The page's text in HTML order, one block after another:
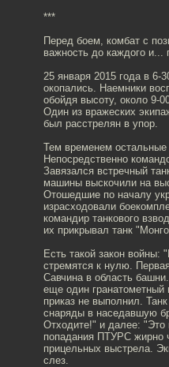
***
Перед боем, комбат с
важность до каждого и...
25 января 2015 года в 6-
окопались. Наемники
обойдя высоту, около 9-
Один из вражеских
был расстрелян в упор.
Тем временем
Непосредственно
Завязался встречный
машины выскочили на
Отошедшие по началу
израсходовали
командир танкового
их прикрывал танк
Есть такой закон
стремятся к нулю.
Савчина в область
еще один гранатометный
приказ не выполнил.
снаряды в наседавшую
Отходите!" и далее: "Это
попадания ПТУРС жирно
прицельных выстрела.
слез.